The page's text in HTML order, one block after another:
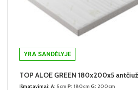
YRA SANDĖLYJE
Išmatavimai: A: 5cm P: 180cm G: 200cm